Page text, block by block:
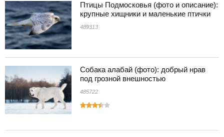
Птицы Подмосковья (фото и описание):
крупные хищники и маленькие птички
489313
Собака алабай (фото): добрый нрав
под грозной внешностью
485722